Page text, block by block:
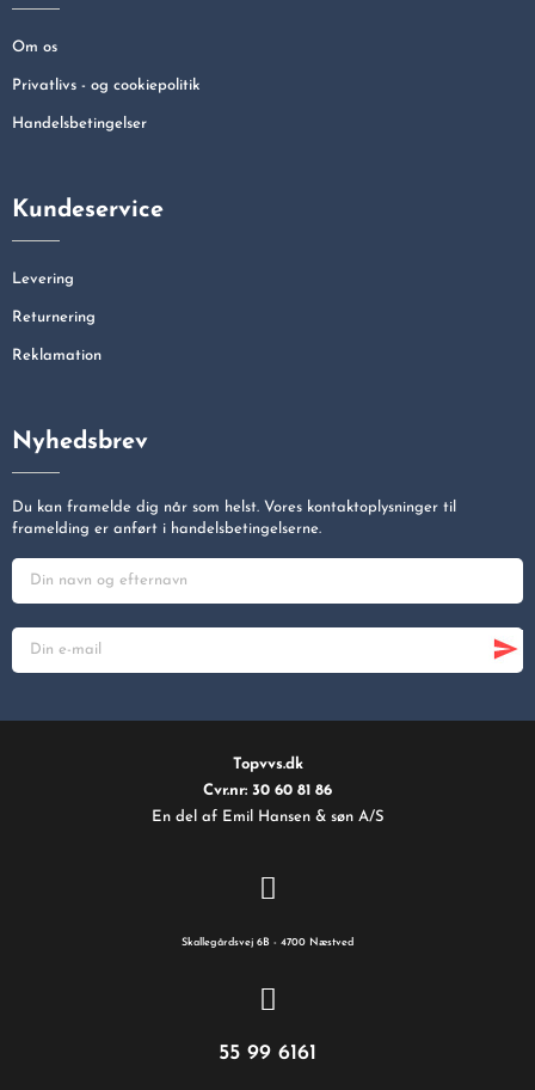
Om os
Privatlivs - og cookiepolitik
Handelsbetingelser
Kundeservice
Levering
Returnering
Reklamation
Nyhedsbrev
Du kan framelde dig når som helst. Vores kontaktoplysninger til
framelding er anført i handelsbetingelserne.
Topvvs.dk
Cvr.nr: 30 60 81 86
En del af Emil Hansen & søn A/S
Skallegårdsvej 6B - 4700 Næstved
55 99 6161